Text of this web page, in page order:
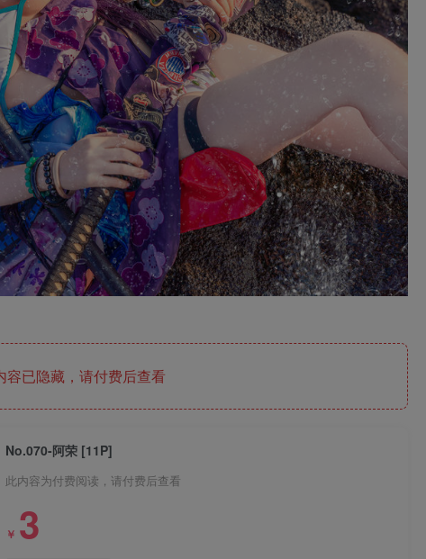
已隐藏，请付费后查看
No.070-阿荣 [11P]
此内容为付费阅读，请付费后查看
￥ 3